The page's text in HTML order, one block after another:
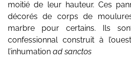
moitié de leur hauteur. Ces
décorés de corps de
marbre pour certains. Ils
confessionnal construit à
l’inhumation ad sanctos